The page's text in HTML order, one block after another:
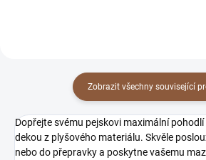
Zobrazit všechny související
Dopřejte svému pejskovi maximální
dekou z plyšového materiálu. Skvěle
nebo do přepravky a poskytne vašemu